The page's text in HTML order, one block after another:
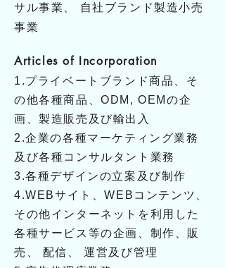
サル事業、 自社ブランド製造小売
事業
Articles of Incorporation
1.プライベートブランド商品、そ
の他各種商品、ODM, OEMの企
画、製造販売及び輸出入
2.企業の各種マーケティング業務
及び各種コンサルタント業務
3.各種デザインの立案及び制作
4.WEBサイト、WEBコンテンツ、
その他インターネットを利用した
各種サービス等の企画、制作、販
売、 配信、 運営及び管理